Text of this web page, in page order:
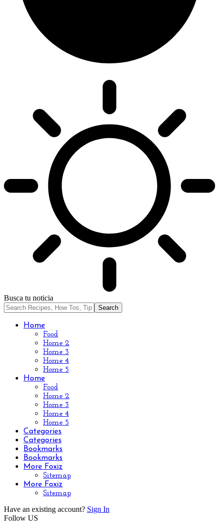
Busca tu noticia
Home
Food
Home 2
Home 3
Home 4
Home 5
Home
Food
Home 2
Home 3
Home 4
Home 5
Categories
Categories
Bookmarks
Bookmarks
More Foxiz
Sitemap
More Foxiz
Sitemap
Have an existing account? Sign In
Follow US